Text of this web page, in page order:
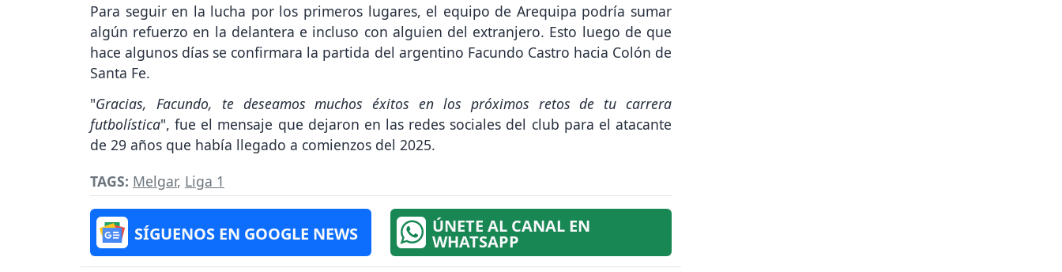
Para seguir en la lucha por los primeros lugares, el equipo de Arequipa podría sumar
algún refuerzo en la delantera e incluso con alguien del extranjero. Esto luego de que
hace algunos días se confirmara la partida del argentino Facundo Castro hacia Colón de
Santa Fe.
"Gracias, Facundo, te deseamos muchos éxitos en los próximos retos de tu carrera
futbolística", fue el mensaje que dejaron en las redes sociales del club para el atacante
de 29 años que había llegado a comienzos del 2025.
TAGS: Melgar, Liga 1
SÍGUENOS EN GOOGLE NEWS ÚNETE AL CANAL EN
WHATSAPP